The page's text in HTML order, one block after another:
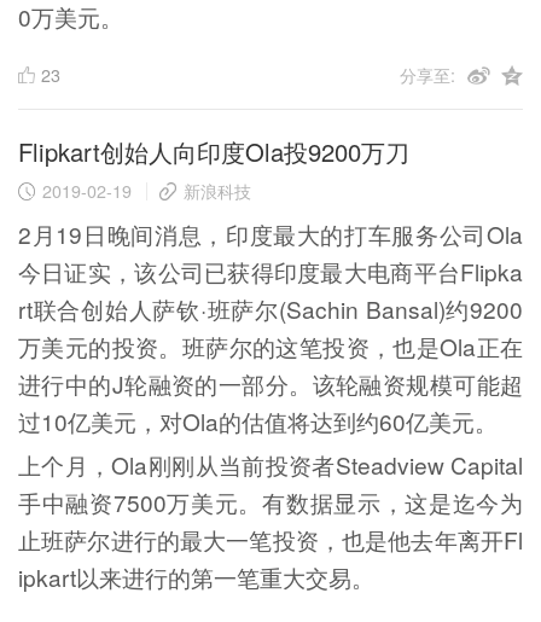
0万美元。
23 分享至:
Flipkart创始人向印度Ola投9200万刀
2019-02-19 新浪科技
2月19日晚间消息，印度最大的打车服务公司Ola
今日证实，该公司已获得印度最大电商平台Flipka
rt联合创始人萨钦·班萨尔(Sachin Bansal)约9200
万美元的投资。班萨尔的这笔投资，也是Ola正在
进行中的J轮融资的一部分。该轮融资规模可能超
过10亿美元，对Ola的估值将达到约60亿美元。
上个月，Ola刚刚从当前投资者Steadview Capital
手中融资7500万美元。有数据显示，这是迄今为
止班萨尔进行的最大一笔投资，也是他去年离开Fl
ipkart以来进行的第一笔重大交易。